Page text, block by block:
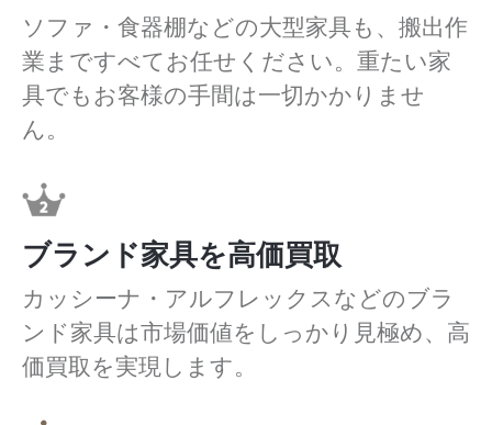
ソファ・食器棚などの大型家具も、搬出作
業まですべてお任せください。重たい家
具でもお客様の手間は一切かかりませ
ん。
ブランド家具を高価買取
カッシーナ・アルフレックスなどのブラ
ンド家具は市場価値をしっかり見極め、高
価買取を実現します。